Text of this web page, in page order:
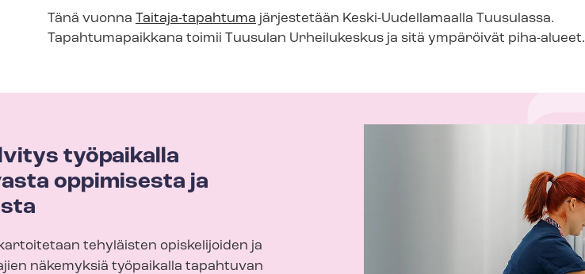
Tänä vuonna Taitaja-tapahtuma järjestetään Keski-​Uudellamaalla Tuusulassa.
Tapahtumapaikkana toimii Tuusulan Urheilukeskus ja sitä ympäröivät piha-alueet.
työpaikalla
oppimisesta ja
tehyläisten opiskelijoiden ja
näkemyksiä työpaikalla tapahtuvan